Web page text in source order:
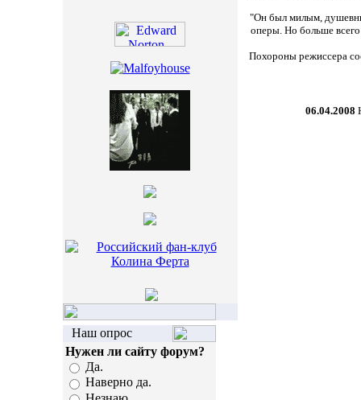
Наш опрос
Нужен ли сайту форум?
Да.
Наверно да.
"Он был милым,
оперы. Но больше всего
Похороны режиссера
06.04.2008